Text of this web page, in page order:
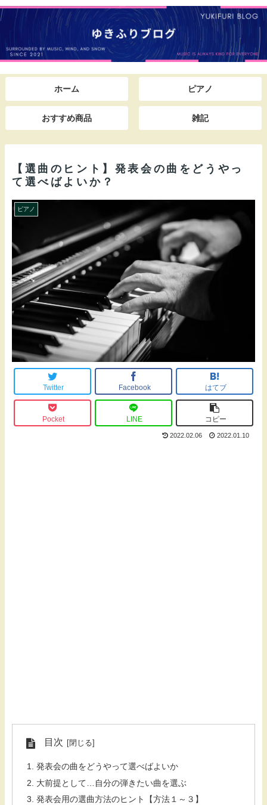
ホーム ピアノ
おすすめ商品 雑記
【選曲のヒント】発表会の曲をどうやっ
て選べばよいか？
ピアノ
Twitter Facebook はてブ
Pocket LINE コピー
2022.02.06 2022.01.10
目次
発表会の曲をどうやって選べばよいか
大前提として…自分の弾きたい曲を選ぶ
発表会用の選曲方法のヒント【方法１～３】